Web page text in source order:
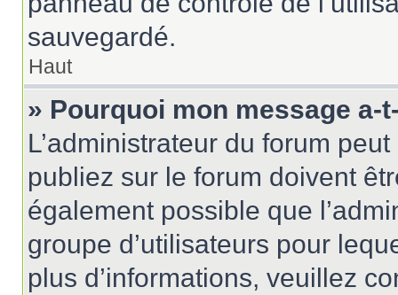
sauvegardé.
Haut
» Pourquoi mon message a-
L’administrateur du forum
publiez sur le forum doivent
également possible que
groupe d’utilisateurs pour
plus d’informations, veuillez